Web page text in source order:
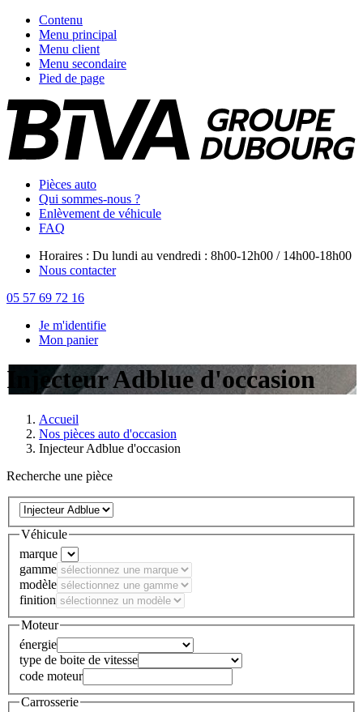
Contenu
Menu principal
Menu client
Menu secondaire
Pied de page
Pièces auto
Qui sommes-nous ?
Enlèvement de véhicule
FAQ
Horaires : Du lundi au vendredi : 8h00-12h00 / 14h00-18h00
Nous contacter
05 57 69 72 16
Je m'identifie
Mon panier
Injecteur Adblue d'occasion
Accueil
Nos pièces auto d'occasion
Injecteur Adblue d'occasion
Recherche une pièce
Véhicule
marque
gamme
modèle
finition
Moteur
énergie
type de boite de vitesse
code moteur
Carrosserie